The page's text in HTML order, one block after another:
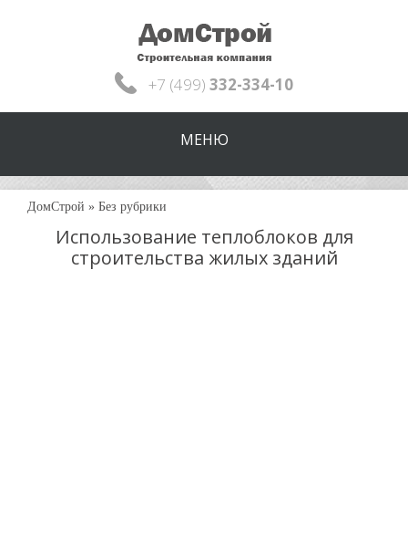
+7 (499) 332-334-10
МЕНЮ
ДомСтрой » Без рубрики
Использование теплоблоков для
строительства жилых зданий